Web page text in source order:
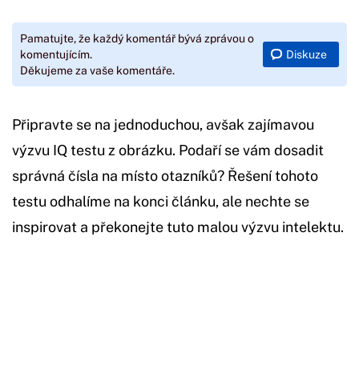
Pamatujte, že každý komentář bývá zprávou o
komentujícím.
Děkujeme za vaše komentáře.
Diskuze
Připravte se na jednoduchou, avšak zajímavou
výzvu IQ testu z obrázku. Podaří se vám dosadit
správná čísla na místo otazníků? Řešení tohoto
testu odhalíme na konci článku, ale nechte se
inspirovat a překonejte tuto malou výzvu intelektu.